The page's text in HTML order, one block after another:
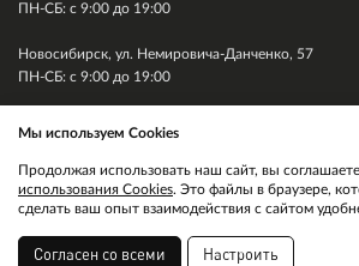
ПН-СБ: с 9:00 до 19:00
Новосибирск, ул. Немировича-Данченко, 57
ПН-СБ: с 9:00 до 19:00
Мы используем Cookies
Продолжая использовать наш сайт, вы
использования Cookies. Это файлы в браузере,
сделать ваш опыт взаимодействия с сайтом
Согласен со всеми Настроить